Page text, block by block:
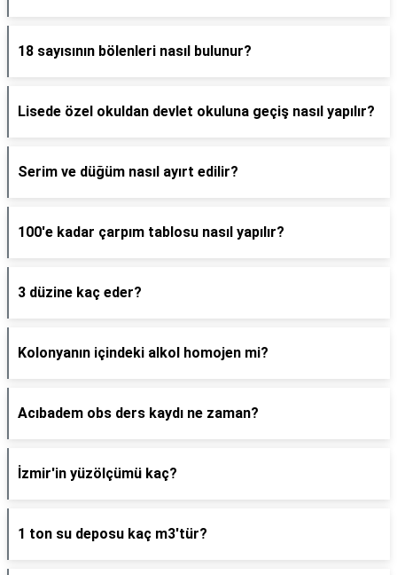
18 sayısının bölenleri nasıl bulunur?
Lisede özel okuldan devlet okuluna geçiş nasıl yapılır?
Serim ve düğüm nasıl ayırt edilir?
100'e kadar çarpım tablosu nasıl yapılır?
3 düzine kaç eder?
Kolonyanın içindeki alkol homojen mi?
Acıbadem obs ders kaydı ne zaman?
İzmir'in yüzölçümü kaç?
1 ton su deposu kaç m3'tür?